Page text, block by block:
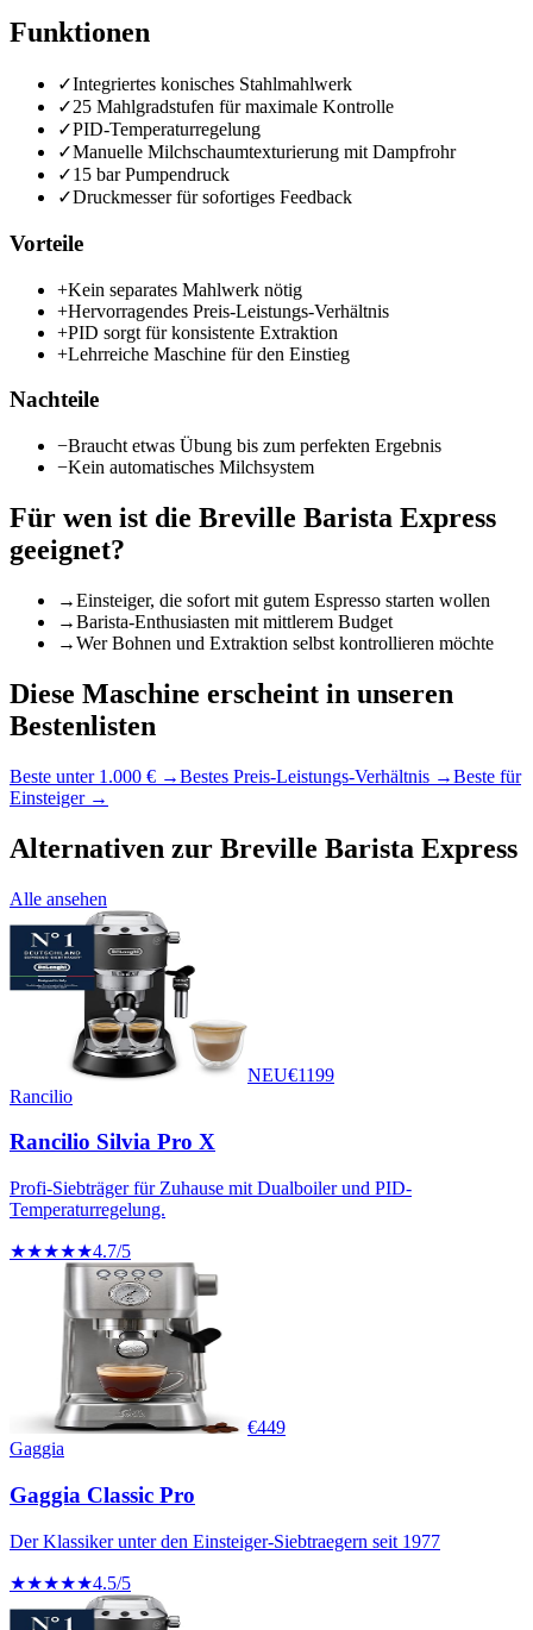
Funktionen
✓Integriertes konisches Stahlmahlwerk
✓25 Mahlgradstufen für maximale Kontrolle
✓PID-Temperaturregelung
✓Manuelle Milchschaumtexturierung mit Dampfrohr
✓15 bar Pumpendruck
✓Druckmesser für sofortiges Feedback
Vorteile
+Kein separates Mahlwerk nötig
+Hervorragendes Preis-Leistungs-Verhältnis
+PID sorgt für konsistente Extraktion
+Lehrreiche Maschine für den Einstieg
Nachteile
−Braucht etwas Übung bis zum perfekten Ergebnis
−Kein automatisches Milchsystem
Für wen ist die Breville Barista Express
geeignet?
→Einsteiger, die sofort mit gutem Espresso starten wollen
→Barista-Enthusiasten mit mittlerem Budget
→Wer Bohnen und Extraktion selbst kontrollieren möchte
Diese Maschine erscheint in unseren
Bestenlisten
Beste unter 1.000 € →Bestes Preis-Leistungs-Verhältnis →Beste für
Einsteiger→
Alternativen zur Breville Barista Express
Alle ansehen
NEU€1199
Rancilio
Rancilio Silvia Pro X
Profi-Siebträger für Zuhause mit Dualboiler und PID-
Temperaturregelung.
★★★★★4.7/5
€449
Gaggia
Gaggia Classic Pro
Der Klassiker unter den Einsteiger-Siebtraegern seit 1977
★★★★★4.5/5